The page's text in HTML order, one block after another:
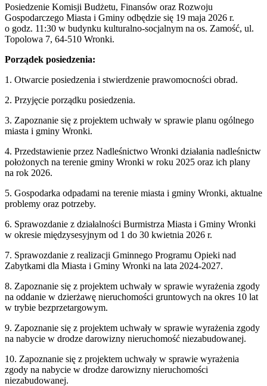
Posiedzenie Komisji Budżetu, Finansów oraz Rozwoju
Gospodarczego Miasta i Gminy odbędzie się 19 maja 2026 r.
o godz. 11:30 w budynku kulturalno-socjalnym na os. Zamość, ul.
Topolowa 7, 64-510 Wronki.
Porządek posiedzenia:
1. Otwarcie posiedzenia i stwierdzenie prawomocności obrad.
2. Przyjęcie porządku posiedzenia.
3. Zapoznanie się z projektem uchwały w sprawie planu ogólnego
miasta i gminy Wronki.
4. Przedstawienie przez Nadleśnictwo Wronki działania nadleśnictw
położonych na terenie gminy Wronki w roku 2025 oraz ich plany
na rok 2026.
5. Gospodarka odpadami na terenie miasta i gminy Wronki, aktualne
problemy oraz potrzeby.
6. Sprawozdanie z działalności Burmistrza Miasta i Gminy Wronki
w okresie międzysesyjnym od 1 do 30 kwietnia 2026 r.
7. Sprawozdanie z realizacji Gminnego Programu Opieki nad
Zabytkami dla Miasta i Gminy Wronki na lata 2024-2027.
8. Zapoznanie się z projektem uchwały w sprawie wyrażenia zgody
na oddanie w dzierżawę nieruchomości gruntowych na okres 10 lat
w trybie bezprzetargowym.
9. Zapoznanie się z projektem uchwały w sprawie wyrażenia zgody
na nabycie w drodze darowizny nieruchomość niezabudowanej.
10. Zapoznanie się z projektem uchwały w sprawie wyrażenia
zgody na nabycie w drodze darowizny nieruchomości
niezabudowanej.